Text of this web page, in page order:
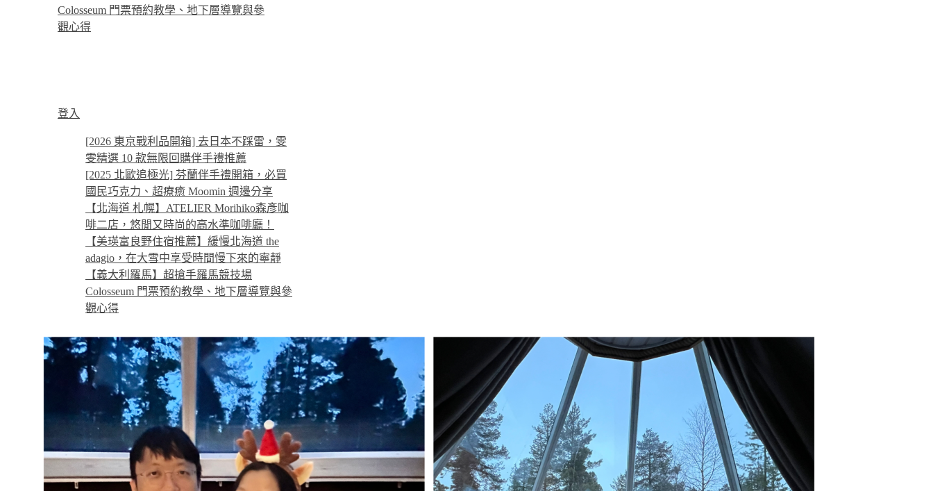
Colosseum 門票預約教學、地下層導覽與參
觀心得
登入
[2026 東京戰利品開箱] 去日本不踩雷，雯
雯精選 10 款無限回購伴手禮推薦
[2025 北歐追極光] 芬蘭伴手禮開箱，必買
國民巧克力、超療癒 Moomin 週邊分享
【北海道 札幌】ATELIER Morihiko森彥咖
啡二店，悠閒又時尚的高水準咖啡廳！
【美瑛富良野住宿推薦】緩慢北海道 the
adagio，在大雪中享受時間慢下來的寧靜
【義大利羅馬】超搶手羅馬競技場
Colosseum 門票預約教學、地下層導覽與參
觀心得